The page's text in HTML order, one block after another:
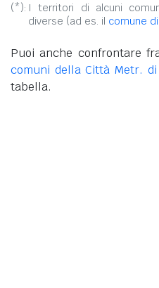
(*): I territori di alcuni
diverse (ad es. il comune
Puoi anche confrontare
comuni della Città Metr. di
tabella.